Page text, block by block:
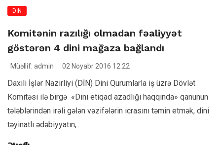
DİN
Komitənin razılığı olmadan fəaliyyət
göstərən 4 dini mağaza bağlandı
Müəllif: admin 02 Noyabr 2016 12:22
Daxili İşlər Nazirliyi (DİN) Dini Qurumlarla iş üzrə Dövlət
Komitəsi ilə birgə «Dini etiqad azadlığı haqqında» qanunun
tələblərindən irəli gələn vəzifələrin icrasını təmin etmək, dini
təyinatlı ədəbiyyatın,...